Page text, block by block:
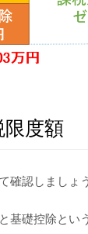
度額
確認しましょう
基礎控除とい